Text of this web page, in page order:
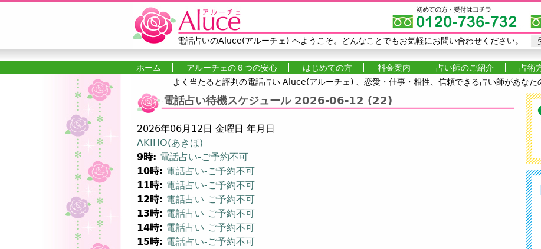
Jump to navigation
電話占いのAluce(アルーチェ) へようこそ。どんなことでもお気軽にお問い合わせください。
メインメニュー
ホーム アルーチェの６つの安心 はじめての方 料金案内 占い師のご紹介 占術
よく当たると評判の電話占い Aluce(アルーチェ) 、恋愛・仕事・相性、信頼できる占い師があなた
電話占い待機スケジュール 2026-06-12 (22)
2026年06月12日 金曜日 年月日
AKIHO(あきほ)
9時: 電話占い-ご予約不可
10時: 電話占い-ご予約不可
11時: 電話占い-ご予約不可
12時: 電話占い-ご予約不可
13時: 電話占い-ご予約不可
14時: 電話占い-ご予約不可
15時: 電話占い-ご予約不可